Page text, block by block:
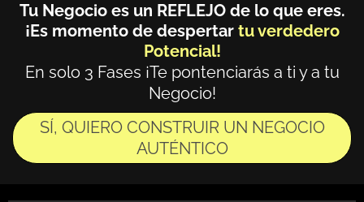
Tu Negocio es un REFLEJO de lo que eres.
¡Es momento de despertar tu verdedero
Potencial!
En solo 3 Fases ¡Te pontenciarás a ti y a tu
Negocio!
SÍ, QUIERO CONSTRUIR UN NEGOCIO
AUTÉNTICO